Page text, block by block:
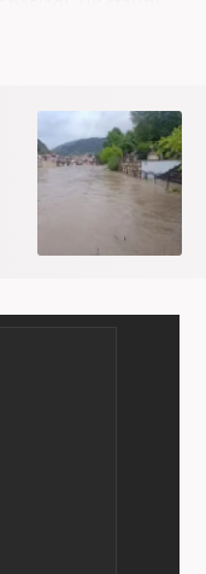
Yayımcılığı
başladı. 15
haber portalı
Meslek hayatına
olarak devam
çocuk annesidir.